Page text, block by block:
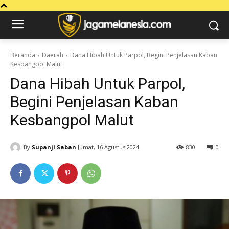
Beranda Daerah
Dana Hibah Untuk Parpol, Begini Penjelasan Kaban
Kesbangpol Malut
Dana Hibah Untuk Parpol,
Begini Penjelasan Kaban
Kesbangpol Malut
By Supanji Saban Jumat, 16 Agustus 2024 0
830